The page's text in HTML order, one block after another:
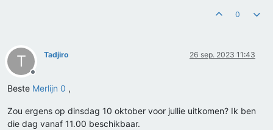
0
T
Offline
Tadjiro 26 sep. 2023 11:43
Beste Merlijn 0 ,
Zou ergens op dinsdag 10 oktober voor jullie uitkomen? Ik ben
die dag vanaf 11.00 beschikbaar.